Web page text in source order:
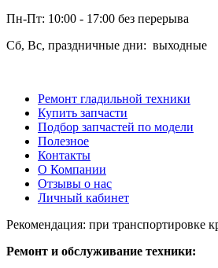
Пн-Пт: 10:00 - 17:00 без перерыва
Сб, Вс, праздничные дни: выходные
Ремонт гладильной техники
Купить запчасти
Подбор запчастей по модели
Полезное
Контакты
О Компании
Отзывы о нас
Личный кабинет
Рекомендация: при транспортировке
Ремонт и обслуживание техники: